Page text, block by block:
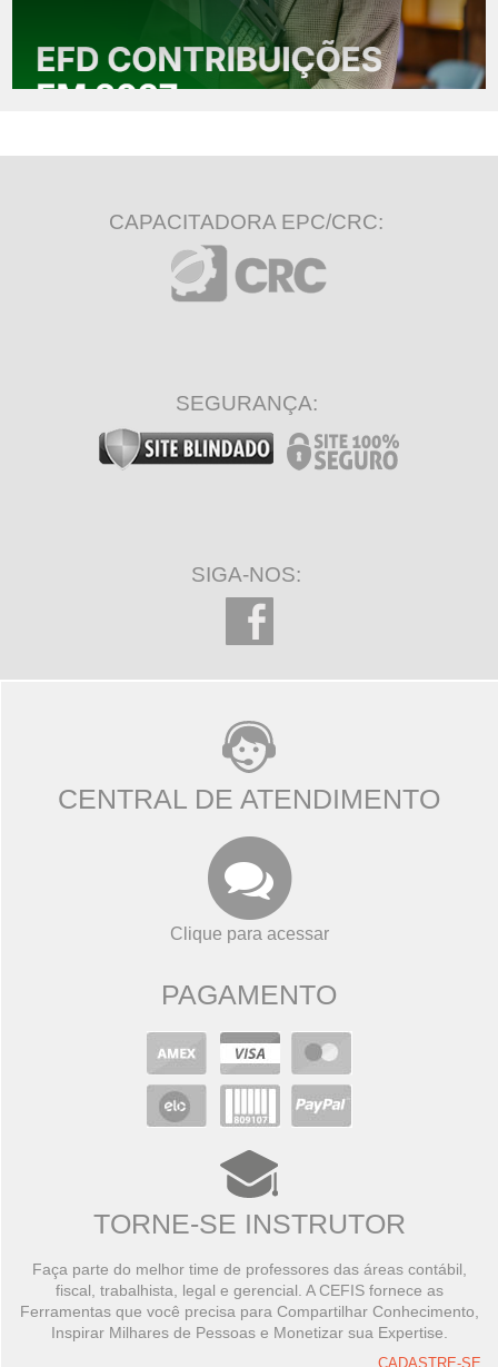
CAPACITADORA EPC/CRC:
SEGURANÇA:
SIGA-NOS:
CENTRAL DE ATENDIMENTO
Clique para acessar
PAGAMENTO
TORNE-SE INSTRUTOR
Faça parte do melhor time de professores das áreas contábil,
fiscal, trabalhista, legal e gerencial. A CEFIS fornece as
Ferramentas que você precisa para Compartilhar Conhecimento,
Inspirar Milhares de Pessoas e Monetizar sua Expertise.
CADASTRE-SE